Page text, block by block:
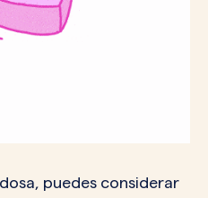
puedes considerar